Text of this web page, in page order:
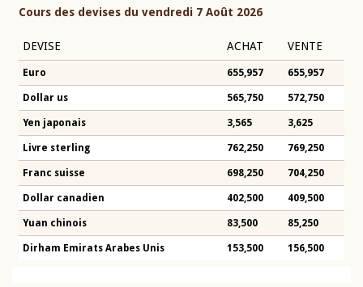
Cours des devises du vendredi 7 Août 2026
DEVISE ACHAT VENTE
Euro 655,957 655,957
Dollar us 565,750 572,750
Yen japonais 3,565 3,625
Livre sterling 762,250 769,250
Franc suisse 698,250 704,250
Dollar canadien 402,500 409,500
Yuan chinois 83,500 85,250
Dirham Emirats Arabes Unis 153,500 156,500